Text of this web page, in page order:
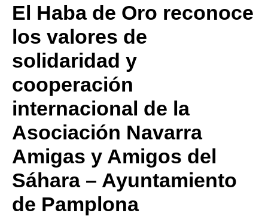
El Haba de Oro reconoce
los valores de
solidaridad y
cooperación
internacional de la
Asociación Navarra
Amigas y Amigos del
Sáhara – Ayuntamiento
de Pamplona